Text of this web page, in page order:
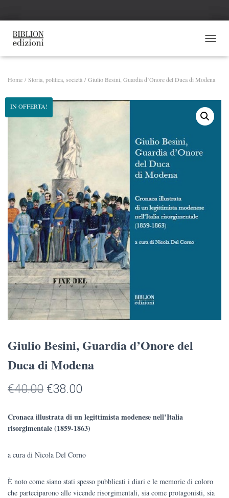
Home /Storia, politica, società / Giulio Besini, Guardia d’Onore del Duca di Modena
IN OFFERTA!
Giulio Besini, Guardia d’Onore del
Duca di Modena
€40.00 Il
originale
€38.00
attuale
Cronaca illustrata di un legittimista modenese nell’Italia
risorgimentale (1859-1863)
a cura di Nicola Del Corno
È noto come siano stati spesso pubblicati i diari e le memorie di coloro
che parteciparono alle vicende risorgimentali, sia come protagonisti, sia